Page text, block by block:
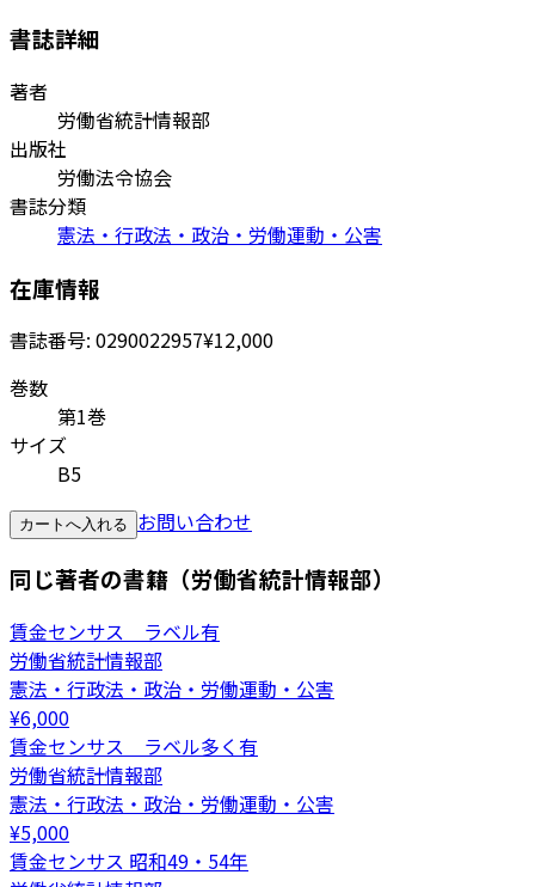
書誌詳細
著者
労働省統計情報部
出版社
労働法令協会
書誌分類
憲法・行政法・政治・労働運動・公害
在庫情報
書誌番号: 0290022957¥12,000
巻数
第1巻
サイズ
B5
カートへ入れる お問い合わせ
同じ著者の書籍（労働省統計情報部）
賃金センサス ラベル有
労働省統計情報部
憲法・行政法・政治・労働運動・公害
¥6,000
賃金センサス ラベル多く有
労働省統計情報部
憲法・行政法・政治・労働運動・公害
¥5,000
賃金センサス 昭和49・54年